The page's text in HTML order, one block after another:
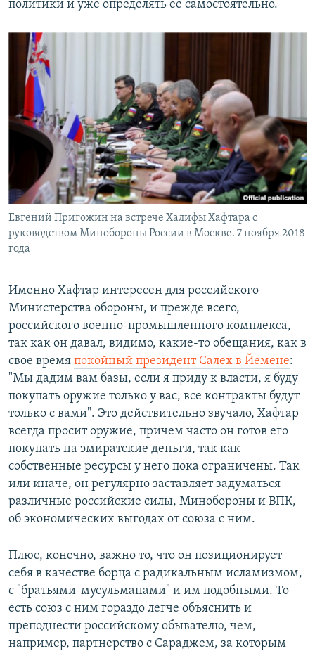
политики и уже определять ее самостоятельно.
Евгений Пригожин на встрече Халифы Хафтара с
руководством Минобороны России в Москве. 7 ноября 2018
года
Именно Хафтар интересен для российского
Министерства обороны, и прежде всего,
российского военно-промышленного комплекса,
так как он давал, видимо, какие-то обещания, как в
свое время покойный президент Салех в Йемене:
"Мы дадим вам базы, если я приду к власти, я буду
покупать оружие только у вас, все контракты будут
только с вами". Это действительно звучало, Хафтар
всегда просит оружие, причем часто он готов его
покупать на эмиратские деньги, так как
собственные ресурсы у него пока ограничены. Так
или иначе, он регулярно заставляет задуматься
различные российские силы, Минобороны и ВПК,
об экономических выгодах от союза с ним.
Плюс, конечно, важно то, что он позиционирует
себя в качестве борца с радикальным исламизмом,
с "братьями-мусульманами" и им подобными. То
есть союз с ним гораздо легче объяснить и
преподнести российскому обывателю, чем,
например, партнерство с Сараджем, за которым